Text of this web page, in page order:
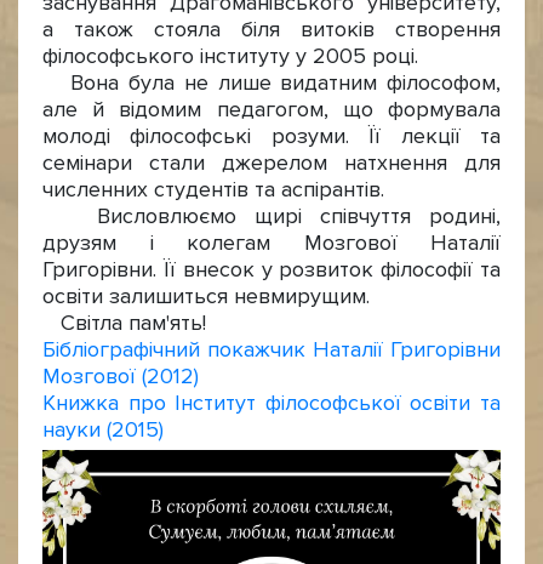
а також стояла біля витоків створення
філософського інституту у 2005 році.
Вона була не лише видатним філософом,
але й відомим педагогом, що формувала
молоді філософські розуми. Її лекції та
семінари стали джерелом натхнення для
численних студентів та аспірантів.
Висловлюємо щирі співчуття родині,
друзям і колегам Мозгової Наталії
Григорівни. Її внесок у розвиток філософії та
освіти залишиться невмирущим.
Світла пам'ять!
Бібліографічний покажчик Наталії Григорівни
Мозгової (2012)
Книжка про Інститут філософської освіти та
науки (2015)